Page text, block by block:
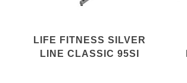
LIFE FITNESS SILVER
LINE CLASSIC 95SI